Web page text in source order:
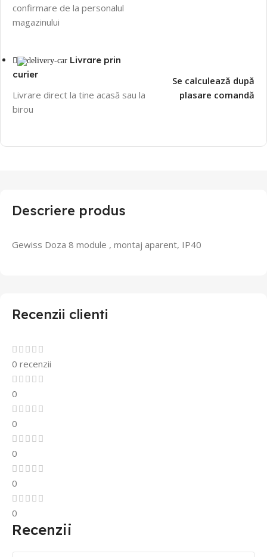
confirmare de la personalul
magazinului
Livrare prin
curier
Livrare direct la tine acasă sau la
birou
Se calculează după
plasare comandă
Descriere produs
Gewiss Doza 8 module , montaj aparent, IP40
Recenzii clienti
0 recenzii
0
0
0
0
0
Recenzii